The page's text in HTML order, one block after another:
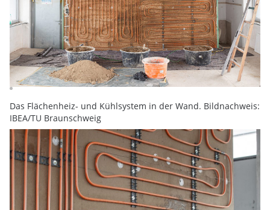
Das Flächenheiz- und Kühlsystem in der Wand. Bildnachweis:
IBEA/TU Braunschweig